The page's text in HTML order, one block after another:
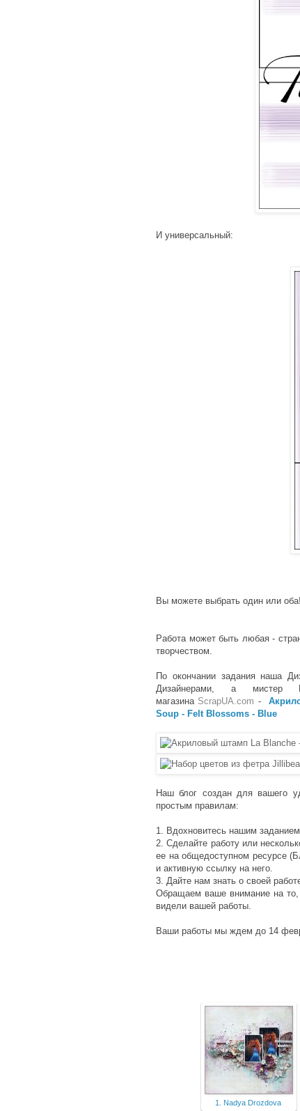
И универсальный:
Вы можете выбрать один или оба!
Работа может быть любая -
творчеством.
По окончании задания наша
Дизайнерами, а мистер
магазина ScrapUA.com -
Soup - Felt Blossoms - Blue
Наш блог создан для вашего
простым правилам:
1. Вдохновитесь нашим
2. Сделайте работу или
ее на общедоступном ресурсе
и активную ссылку на него.
3. Дайте нам знать о своей
Обращаем ваше внимание на то,
видели вашей работы.
Ваши работы мы ждем до 14
1. Nadya Drozdova